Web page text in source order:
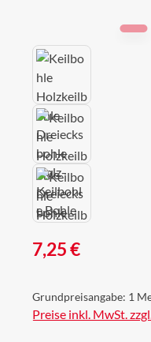
Regulärer Preis:
7,25 €
Grundpreisangabe: 1
Preise inkl. MwSt.